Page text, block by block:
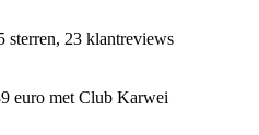
sterren, 23 klantreviews
euro met Club Karwei